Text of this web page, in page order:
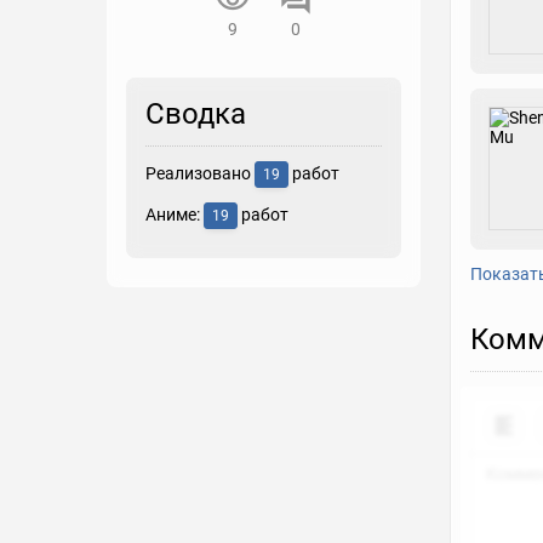
9 0
Сводка
Реализовано 19 работ
Аниме: 19 работ